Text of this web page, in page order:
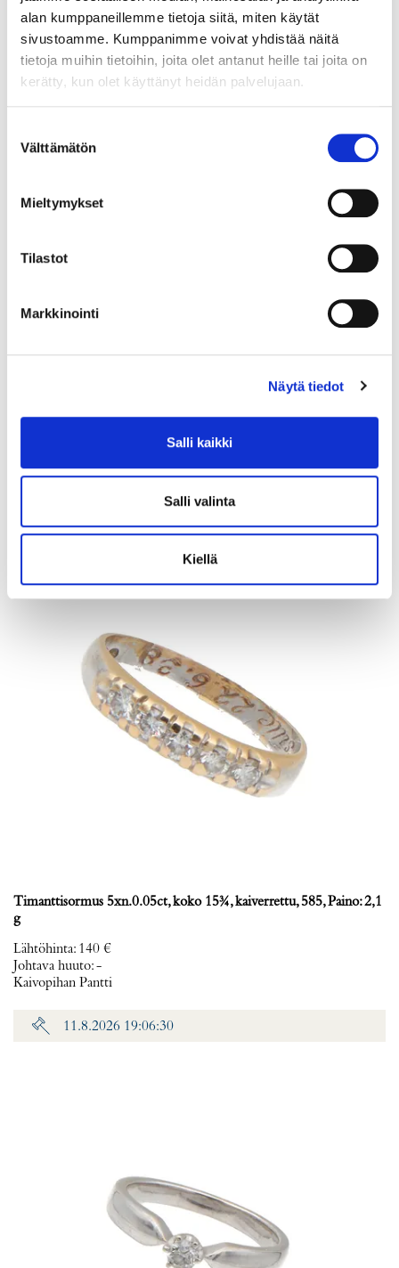
alan kumppaneillemme tietoja siitä, miten käytät
sivustoamme. Kumppanimme voivat yhdistää näitä
tietoja muihin tietoihin, joita olet antanut heille tai joita on
kerätty, kun olet käyttänyt heidän palvelujaan.
valinta
Välttämätön
Mieltymykset
Tilastot
Markkinointi
Näytä tiedot
Salli kaikki
Salli valinta
Kiellä
Tarjous:10 € (4)
11.8.2026 19:02:30
Timanttisormus 5xn.0.05ct, koko 15¾, kaiverrettu, 585, Paino: 2,1
g
Lähtöhinta: 140 €
Johtava huuto:-
Kaivopihan Pantti
11.8.2026 19:06:30